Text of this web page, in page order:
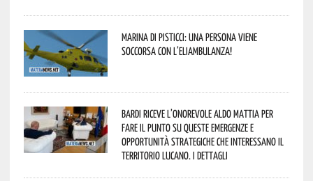
Marina di Pisticci: una persona viene
soccorsa con l’eliambulanza!
Bardi riceve l’onorevole Aldo Mattia per
fare il punto su queste emergenze e
opportunità strategiche che interessano il
territorio lucano. I dettagli